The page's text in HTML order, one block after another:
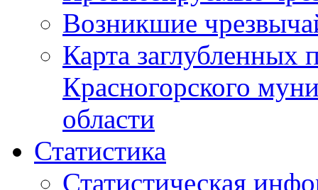
Возникшие
Карта
Красногорского
области
Статистика
Статистическая